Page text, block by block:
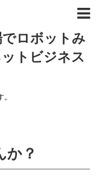
ロボットみ
トビジネス
か？